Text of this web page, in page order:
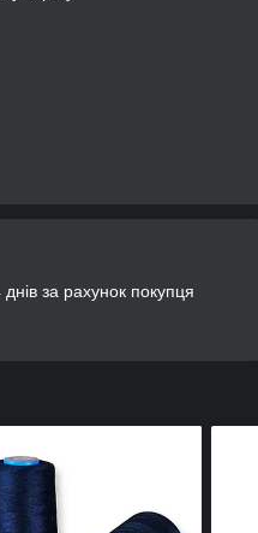
за рахунок покупця